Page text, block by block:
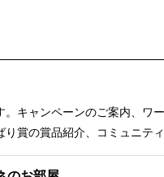
。キャンペーンのご案内、
賞の賞品紹介、コミュニテ